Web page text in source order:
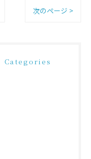
次のページ >
Categories